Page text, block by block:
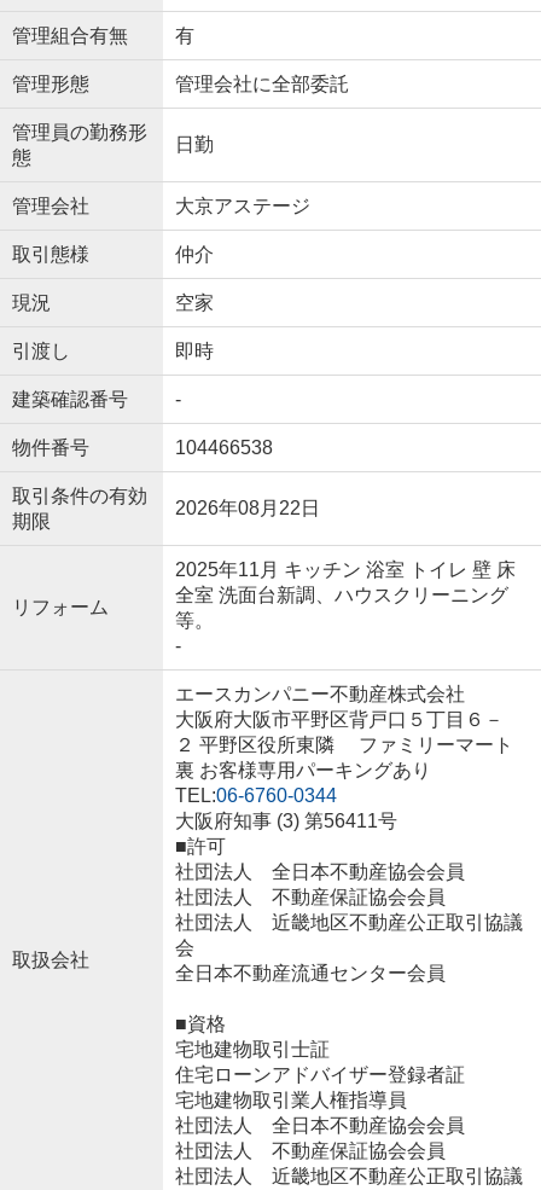
管理組合有無 有
管理形態 管理会社に全部委託
管理員の勤務形
態
日勤
管理会社 大京アステージ
取引態様 仲介
現況 空家
引渡し 即時
建築確認番号 -
物件番号 104466538
取引条件の有効
期限
2026年08月22日
リフォーム
2025年11月 キッチン 浴室 トイレ 壁 床
全室 洗面台新調、ハウスクリーニング
等。
-
取扱会社
エースカンパニー不動産株式会社
大阪府大阪市平野区背戸口５丁目６－
２ 平野区役所東隣 ファミリーマート
裏 お客様専用パーキングあり
TEL:06-6760-0344
大阪府知事 (3) 第56411号
■許可
社団法人 全日本不動産協会会員
社団法人 不動産保証協会会員
社団法人 近畿地区不動産公正取引協議
会
全日本不動産流通センター会員
■資格
宅地建物取引士証
住宅ローンアドバイザー登録者証
宅地建物取引業人権指導員
社団法人 全日本不動産協会会員
社団法人 不動産保証協会会員
社団法人 近畿地区不動産公正取引協議